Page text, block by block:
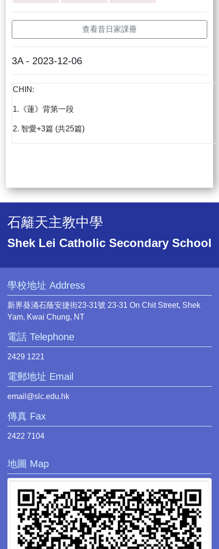
查看昔日家課冊
3A - 2023-12-06
CHIN:
1.《蓮》背第一段
2. 智愛+3篇 (共25篇)
石籬天主教中學
Shek Lei Catholic Secondary School
學校地址 Address
新界葵涌石蔭安捷街23-31號 23-31 On Chit Street, Shek
Yam, Kwai Chung, NT
電話 Telephone
2429 1221
電郵地址 Email
email@slc.edu.hk
傳真 Fax
2422 7104
地圖 Map